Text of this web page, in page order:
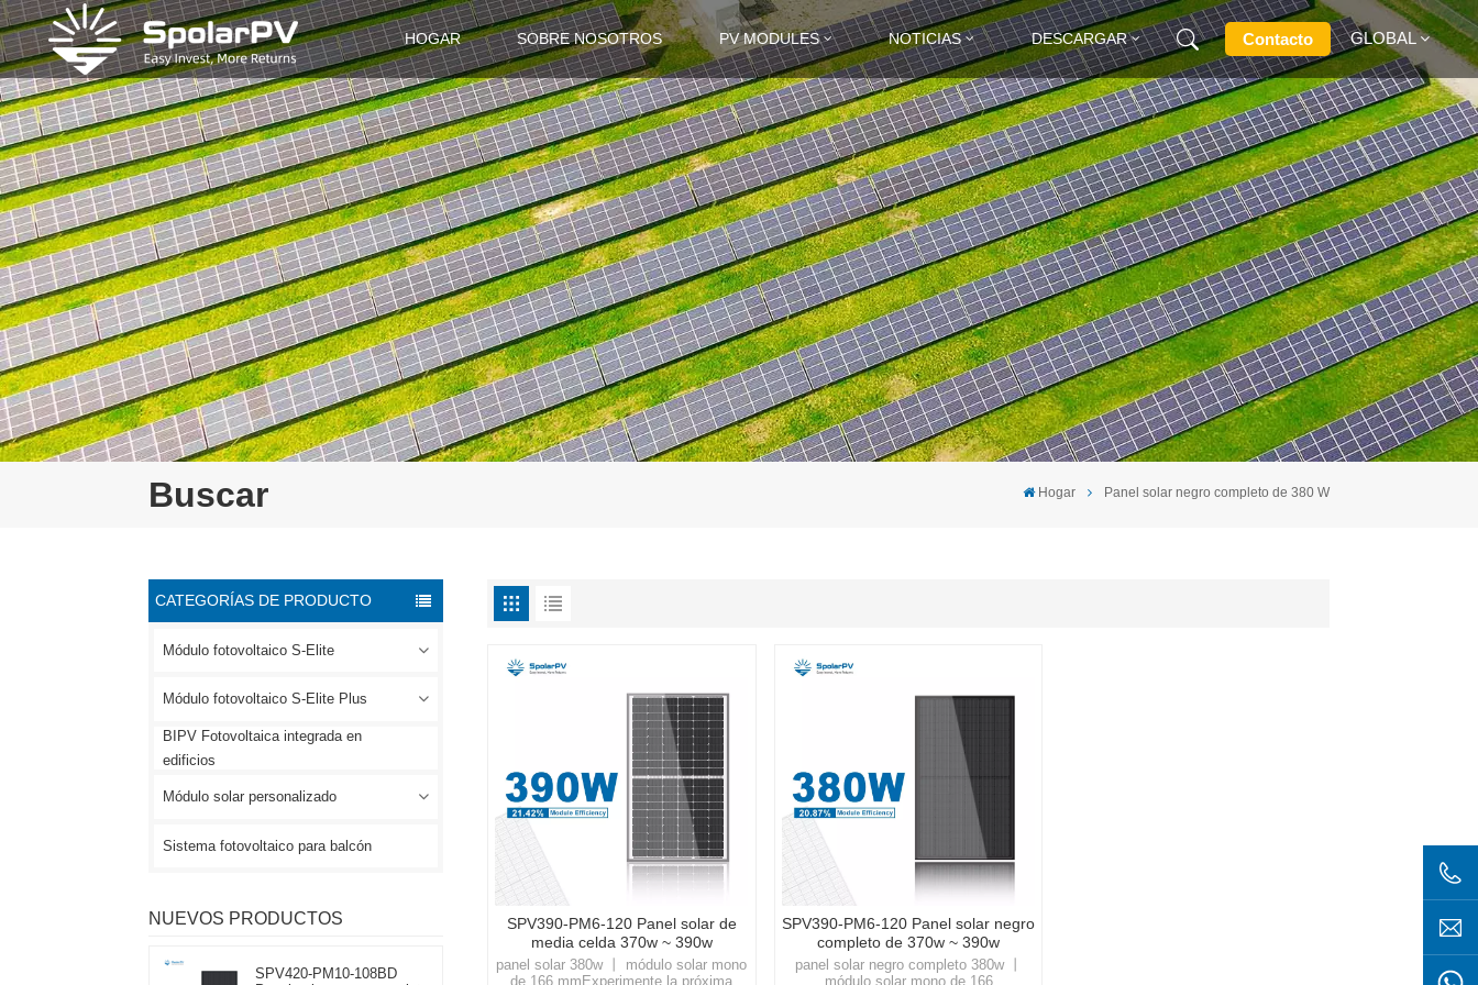
HOGAR SOBRE NOSOTROS PV MODULES NOTICIAS DESCARGAR Contacto GLOBAL
English
Français
Deutsch
Русский
Italiano
Español
Buscar Hogar Panel solar negro completo de 380 W
CATEGORÍAS DE PRODUCTO
Módulo fotovoltaico S-Elite
Módulo fotovoltaico S-Elite Plus
BIPV Fotovoltaica integrada en
edificios
Módulo solar personalizado
Sistema fotovoltaico para balcón
NUEVOS PRODUCTOS
SPV420-PM10-108BD
SPV390-PM6-120 Panel solar de
media celda 370w ~ 390w
panel solar 380w 丨 módulo solar mono
SPV390-PM6-120 Panel solar negro
completo de 370w ~ 390w
panel solar negro completo 380w 丨